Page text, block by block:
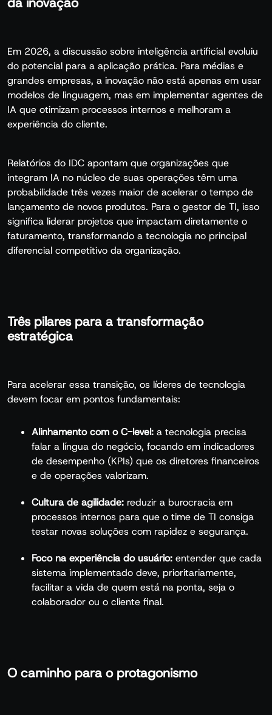
Em 2026, a discussão sobre inteligência artificial evoluiu
do potencial para a aplicação prática. Para médias e
grandes empresas, a inovação não está apenas em usar
modelos de linguagem, mas em implementar agentes de
IA que otimizam processos internos e melhoram a
experiência do cliente.
Relatórios do IDC apontam que organizações que
integram IA no núcleo de suas operações têm uma
probabilidade três vezes maior de acelerar o tempo de
lançamento de novos produtos. Para o gestor de TI, isso
significa liderar projetos que impactam diretamente o
faturamento, transformando a tecnologia no principal
diferencial competitivo da organização.
Três pilares para a transformação
estratégica
Para acelerar essa transição, os líderes de tecnologia
devem focar em pontos fundamentais:
Alinhamento com o C-level: a tecnologia precisa
falar a língua do negócio, focando em indicadores
de desempenho (KPIs) que os diretores financeiros
e de operações valorizam.
Cultura de agilidade: reduzir a burocracia em
processos internos para que o time de TI consiga
testar novas soluções com rapidez e segurança.
Foco na experiência do usuário: entender que cada
sistema implementado deve, prioritariamente,
facilitar a vida de quem está na ponta, seja o
colaborador ou o cliente final.
O caminho para o protagonismo